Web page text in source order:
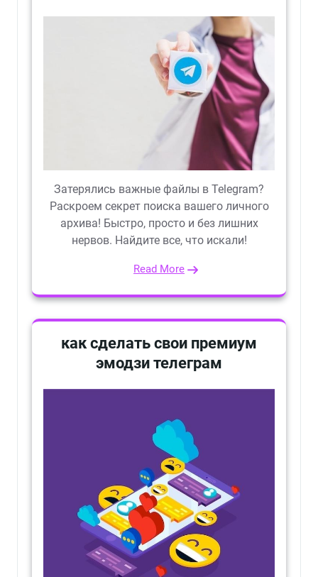
Затерялись важные файлы в Telegram?
Раскроем секрет поиска вашего личного
архива! Быстро, просто и без лишних
нервов. Найдите все, что искали!
Read More
как сделать свои премиум
эмодзи телеграм